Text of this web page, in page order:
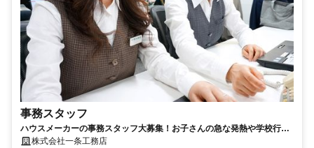
事務スタッフ
ハウスメーカーの事務スタッフ大募集！お子さんの急な発熱や学校行事
は優先OK✨子育てママさん活躍中！
株式会社一条工務店